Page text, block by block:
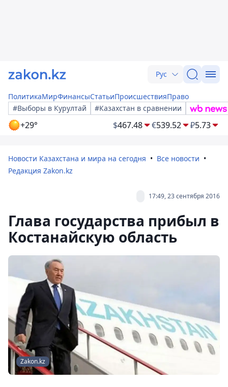
Рус
ПолитикаМирФинансыСтатьиПроисшествияПраво
#Выборы в Курултай
#Казахстан в сравнении
+29° $467.48 €539.52 ₽5.73
Новости Казахстана и мира на сегодня
Все новости
Редакция Zakon.kz
17:49, 23 сентября 2016
Глава государства прибыл в
Костанайскую область
Zakon.kz